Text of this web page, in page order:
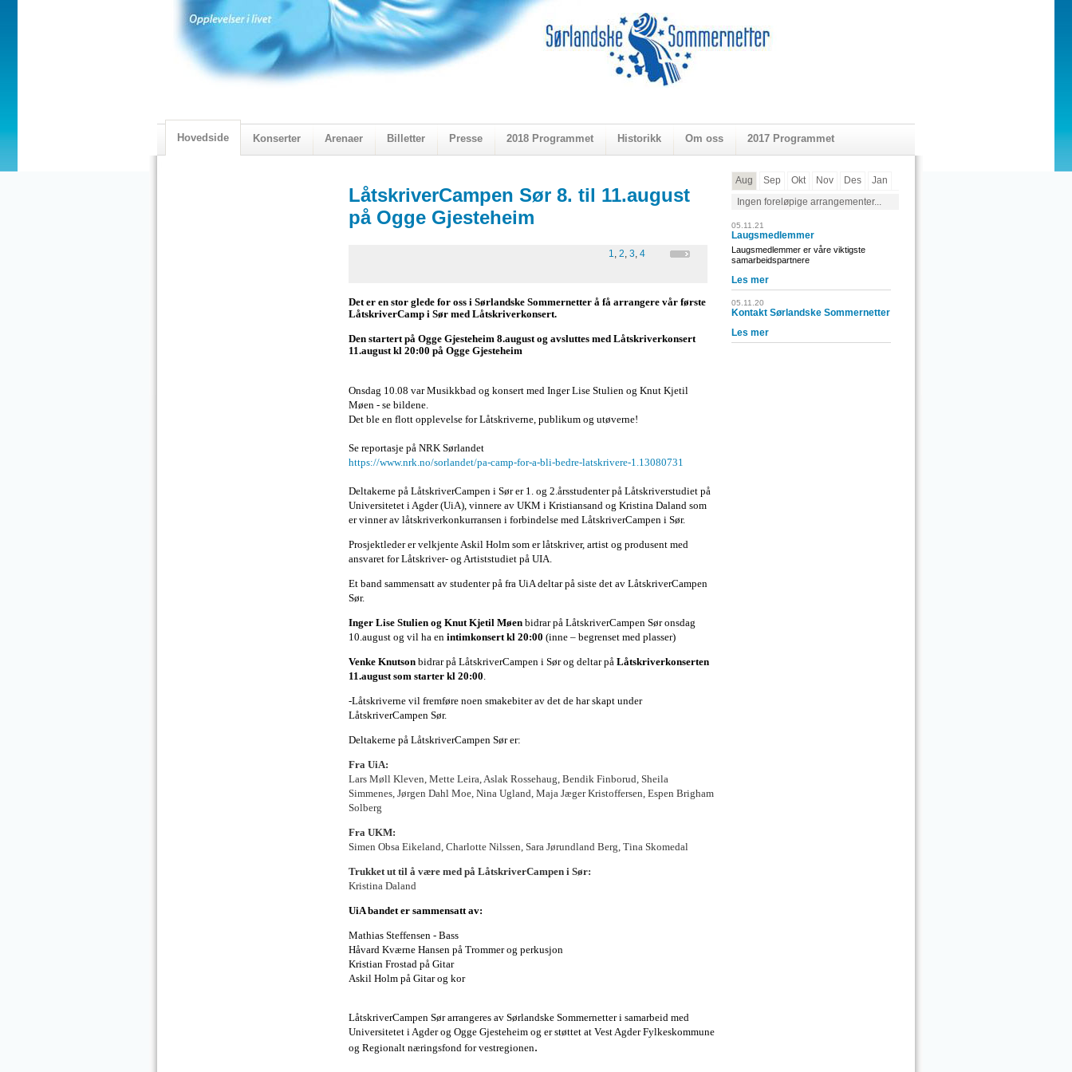
Hovedside Konserter Arenaer Billetter Presse 2018 Programmet Historikk Om oss 2017 Programmet
LåtskriverCampen Sør 8. til 11.august
på Ogge Gjesteheim
1, 2, 3, 4
Det er en stor glede for oss i Sørlandske Sommernetter å få arrangere vår første
LåtskriverCamp i Sør med Låtskriverkonsert.
Den startert på Ogge Gjesteheim 8.august og avsluttes med Låtskriverkonsert
11.august kl 20:00 på Ogge Gjesteheim
Onsdag 10.08 var Musikkbad og konsert med Inger Lise Stulien og Knut Kjetil
Møen - se bildene.
Det ble en flott opplevelse for Låtskriverne, publikum og utøverne!
Se reportasje på NRK Sørlandet
https://www.nrk.no/sorlandet/pa-camp-for-a-bli-bedre-latskrivere-1.13080731
Deltakerne på LåtskriverCampen i Sør er 1. og 2.årsstudenter på Låtskriverstudiet på
Universitetet i Agder (UiA), vinnere av UKM i Kristiansand og Kristina Daland som
er vinner av låtskriverkonkurransen i forbindelse med LåtskriverCampen i Sør.
Prosjektleder er velkjente Askil Holm som er låtskriver, artist og produsent med
ansvaret for Låtskriver- og Artiststudiet på UIA.
Et band sammensatt av studenter på fra UiA deltar på siste det av LåtskriverCampen
Sør.
Inger Lise Stulien og Knut Kjetil Møen bidrar på LåtskriverCampen Sør onsdag
10.august og vil ha en intimkonsert kl 20:00 (inne – begrenset med plasser)
Venke Knutson bidrar på LåtskriverCampen i Sør og deltar på Låtskriverkonserten
11.august som starter kl 20:00.
-Låtskriverne vil fremføre noen smakebiter av det de har skapt under
LåtskriverCampen Sør.
Deltakerne på LåtskriverCampen Sør er:
Fra UiA:
Lars Møll Kleven, Mette Leira, Aslak Rossehaug, Bendik Finborud, Sheila
Simmenes, Jørgen Dahl Moe, Nina Ugland, Maja Jæger Kristoffersen, Espen Brigham
Solberg
Fra UKM:
Simen Obsa Eikeland, Charlotte Nilssen, Sara Jørundland Berg, Tina Skomedal
Trukket ut til å være med på LåtskriverCampen i Sør:
Kristina Daland
UiA bandet er sammensatt av:
Mathias Steffensen - Bass
Håvard Kværne Hansen på Trommer og perkusjon
Kristian Frostad på Gitar
Askil Holm på Gitar og kor
LåtskriverCampen Sør arrangeres av Sørlandske Sommernetter i samarbeid med
Universitetet i Agder og Ogge Gjesteheim og er støttet at Vest Agder Fylkeskommune
og Regionalt næringsfond for vestregionen.
Aug Sep Okt Nov Des
Jan
Ingen foreløpige arrangementer...
05.11.21
Laugsmedlemmer
Laugsmedlemmer er våre viktigste
samarbeidspartnere
Les mer
05.11.20
Kontakt Sørlandske Sommernetter
Les mer